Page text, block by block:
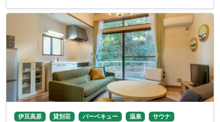
伊豆高原 貸別荘 バーベキュー 温泉
サウナ